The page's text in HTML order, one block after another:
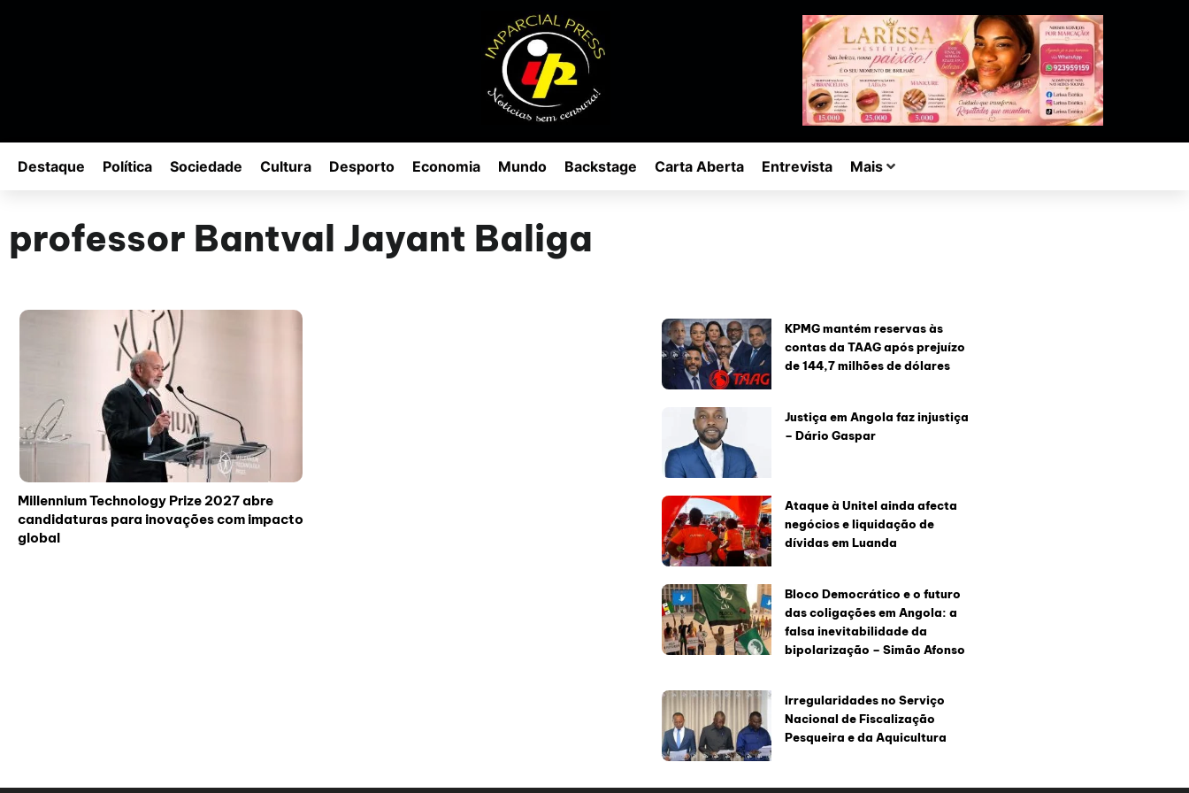
Destaque Política Sociedade Cultura Desporto Economia Mundo Backstage Carta Aberta Entrevista Mais
professor Bantval Jayant Baliga
Millennium Technology Prize 2027 abre
candidaturas para inovações com impacto
global
KPMG mantém reservas às
contas da TAAG após prejuízo
de 144,7 milhões de dólares
Justiça em Angola faz injustiça
– Dário Gaspar
Ataque à Unitel ainda afecta
negócios e liquidação de
dívidas em Luanda
Bloco Democrático e o futuro
das coligações em Angola: a
falsa inevitabilidade da
bipolarização – Simão Afonso
Irregularidades no Serviço
Nacional de Fiscalização
Pesqueira e da Aquicultura